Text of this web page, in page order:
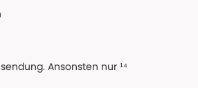
Ansonsten nur ¹⁴